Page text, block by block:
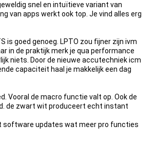
snel en intuïtieve variant van
van apps werkt ook top. Je vind alles erg
is goed genoeg. LPTO zou fijner zijn ivm
in de praktijk merk je qua performance
niets. Door de nieuwe accutechniek icm
capaciteit haal je makkelijk een dag
Vooral de macro functie valt op. Ook de
de zwart wit produceert echt instant
software updates wat meer pro functies